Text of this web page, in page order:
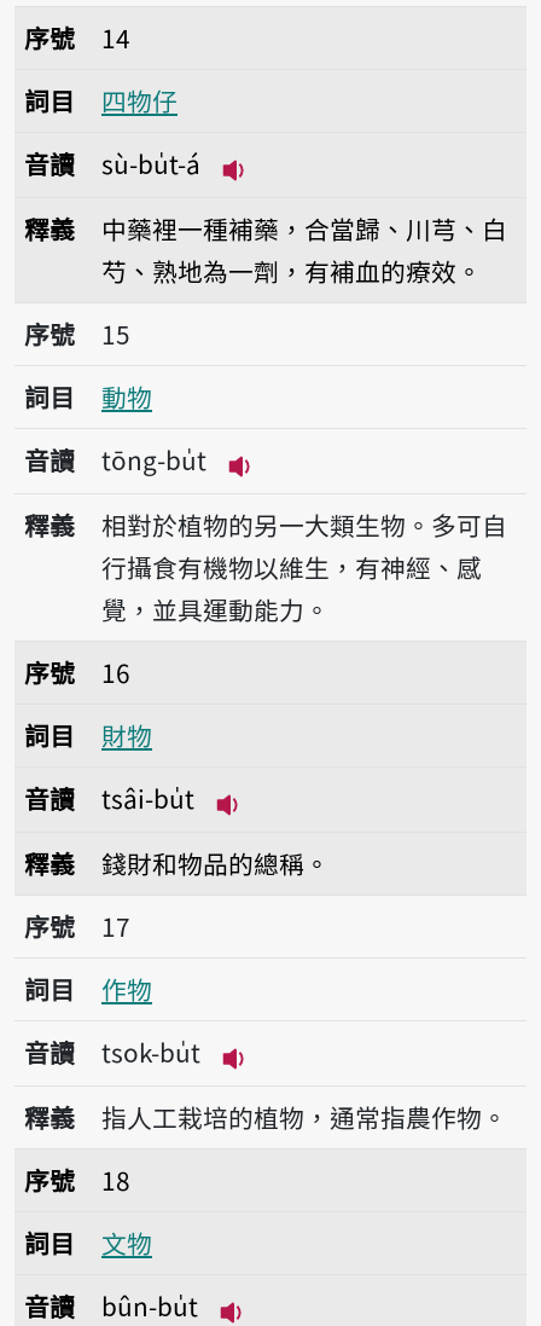
序號14四物仔
序號
14
詞目
四物仔
音讀
sù-bu̍t-á
釋義
中藥裡一種補藥，合當歸、川芎、白
芍、熟地為一劑，有補血的療效。
序號15動物
序號
15
詞目
動物
音讀
tōng-bu̍t
播放音讀tōng-bu̍t
釋義
相對於植物的另一大類生物。多可自
行攝食有機物以維生，有神經、感
覺，並具運動能力。
序號16財物
序號
16
詞目
財物
音讀
tsâi-bu̍t
釋義
錢財和物品的總稱。
序號17作物
序號
17
詞目
作物
音讀
tsok-bu̍t
播放音讀tsok-bu̍t
釋義
指人工栽培的植物，通常指農作物。
序號18文物
序號
18
詞目
文物
音讀
bûn-bu̍t